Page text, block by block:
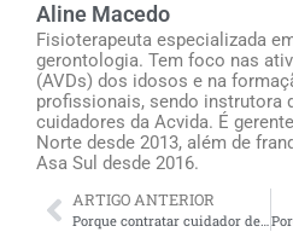
Aline Macedo
Fisioterapeuta especializada
gerontologia. Tem foco nas
(AVDs) dos idosos e na
profissionais, sendo instrutora
cuidadores da Acvida. É
Norte desde 2013, além de
Asa Sul desde 2016.
ARTIGO ANTERIOR
Porque contratar cuidador de idoso particular oferece alívio para os familiares do idoso